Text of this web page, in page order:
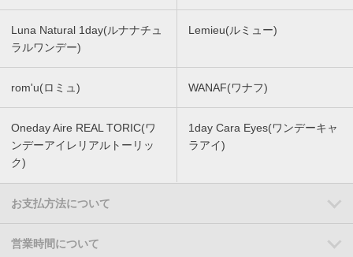
Luna Natural 1day(ルナナチュ
ラルワンデー)
Lemieu(ルミュー)
rom'u(ロミュ) WANAF(ワナフ)
Oneday Aire REAL TORIC(ワ
ンデーアイレリアルトーリッ
ク)
1day Cara Eyes(ワンデーキャ
ラアイ)
お支払方法について
営業時間について